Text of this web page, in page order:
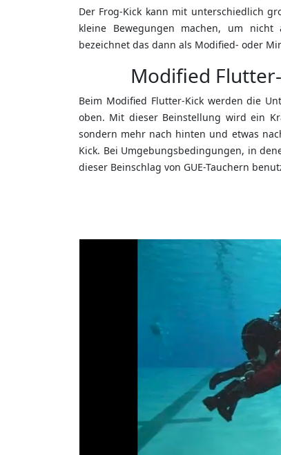
Der Frog-Kick kann mit unterschiedlich
kleine Bewegungen machen, um nicht
bezeichnet das dann als Modified- oder
Modified
Beim Modified Flutter-Kick werden die
oben. Mit dieser Beinstellung wird ein
sondern mehr nach hinten und etwas
Kick. Bei Umgebungsbedingungen, in
dieser Beinschlag von GUE-Tauchern